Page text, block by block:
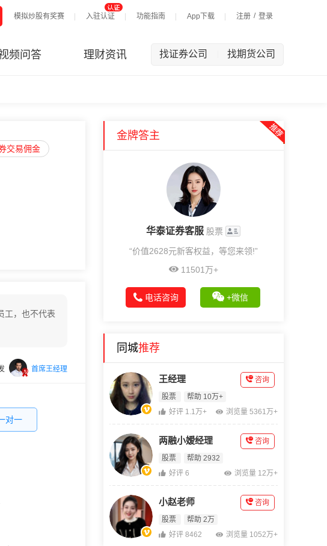
模拟炒股有奖赛 入驻认证 功能指南 App下载 注册 / 登录
频问答 理财资讯 找证券公司 找期货公司
交易佣金
工，也不代表
首席王经理
对一
金牌答主
华泰证券客服 股票
“价值2628元新客权益，等您来领!”
11501万+
电话咨询 +微信
同城推荐
王经理
股票 帮助 10万+
咨询
好评 1.1万+ 浏览量 5361万+
两融小嫒经理
股票 帮助 2932
咨询
好评 6 浏览量 12万+
小赵老师
股票 帮助 2万
咨询
好评 8462 浏览量 1052万+